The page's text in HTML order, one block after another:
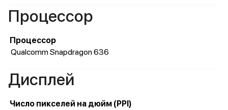
Процессор
Процессор
Qualcomm Snapdragon 636
Дисплей
Число пикселей на дюйм (PPI)